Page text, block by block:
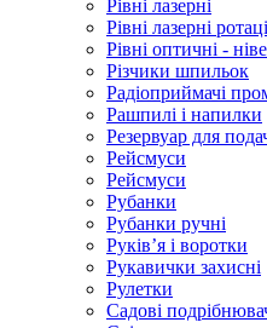
Рівні лазерні
Рівні лазерні
Рівні оптичні -
Різчики шпильок
Радіоприймачі
Рашпилі і напилки
Резервуар для
Рейсмуси
Рейсмуси
Рубанки
Рубанки ручні
Руківʼя і воротки
Рукавички захисні
Рулетки
Садові